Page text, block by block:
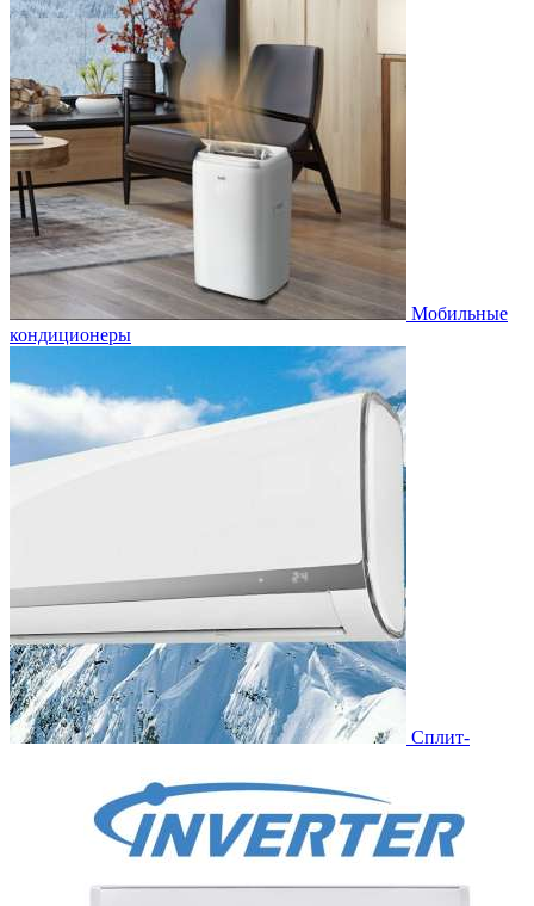
Мобильные
кондиционеры
Сплит-